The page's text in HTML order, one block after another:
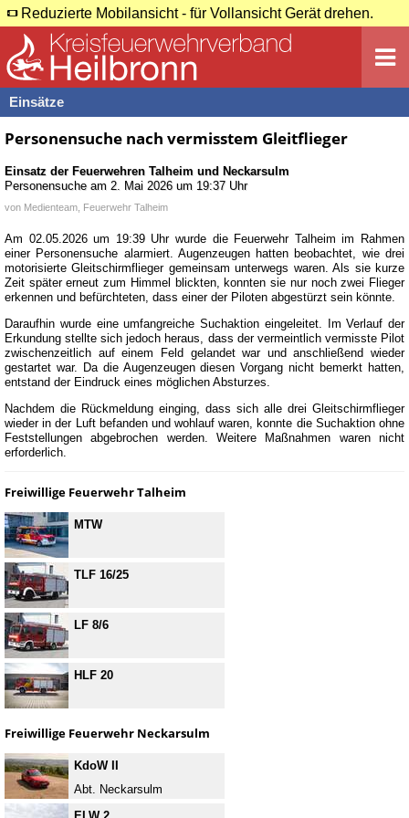
Reduzierte Mobilansicht - für Vollansicht Gerät drehen.
Einsätze
Personensuche nach vermisstem Gleitflieger
Einsatz der Feuerwehren Talheim und Neckarsulm
Personensuche am 2. Mai 2026 um 19:37 Uhr
von Medienteam, Feuerwehr Talheim
Am 02.05.2026 um 19:39 Uhr wurde die Feuerwehr Talheim im Rahmen
einer Personensuche alarmiert. Augenzeugen hatten beobachtet, wie drei
motorisierte Gleitschirmflieger gemeinsam unterwegs waren. Als sie kurze
Zeit später erneut zum Himmel blickten, konnten sie nur noch zwei Flieger
erkennen und befürchteten, dass einer der Piloten abgestürzt sein könnte.
Daraufhin wurde eine umfangreiche Suchaktion eingeleitet. Im Verlauf der
Erkundung stellte sich jedoch heraus, dass der vermeintlich vermisste Pilot
zwischenzeitlich auf einem Feld gelandet war und anschließend wieder
gestartet war. Da die Augenzeugen diesen Vorgang nicht bemerkt hatten,
entstand der Eindruck eines möglichen Absturzes.
Nachdem die Rückmeldung einging, dass sich alle drei Gleitschirmflieger
wieder in der Luft befanden und wohlauf waren, konnte die Suchaktion ohne
Feststellungen abgebrochen werden. Weitere Maßnahmen waren nicht
erforderlich.
Freiwillige Feuerwehr Talheim
MTW
TLF 16/25
LF 8/6
HLF 20
Freiwillige Feuerwehr Neckarsulm
KdoW II
Abt. Neckarsulm